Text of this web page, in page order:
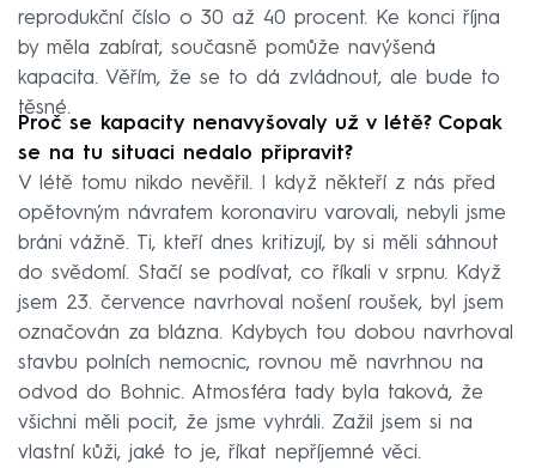
reprodukční číslo o 30 až 40 procent. Ke konci října
by měla zabírat, současně pomůže navýšená
kapacita. Věřím, že se to dá zvládnout, ale bude to
těsné.
Proč se kapacity nenavyšovaly už v létě? Copak
se na tu situaci nedalo připravit?
V létě tomu nikdo nevěřil. I když někteří z nás před
opětovným návratem koronaviru varovali, nebyli jsme
bráni vážně. Ti, kteří dnes kritizují, by si měli sáhnout
do svědomí. Stačí se podívat, co říkali v srpnu. Když
jsem 23. července navrhoval nošení roušek, byl jsem
označován za blázna. Kdybych tou dobou navrhoval
stavbu polních nemocnic, rovnou mě navrhnou na
odvod do Bohnic. Atmosféra tady byla taková, že
všichni měli pocit, že jsme vyhráli. Zažil jsem si na
vlastní kůži, jaké to je, říkat nepříjemné věci.